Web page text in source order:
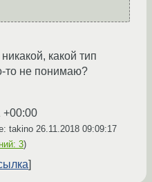
какой тип
то не понимаю?
+00:00
takino 26.11.2018 09:09:17
3)